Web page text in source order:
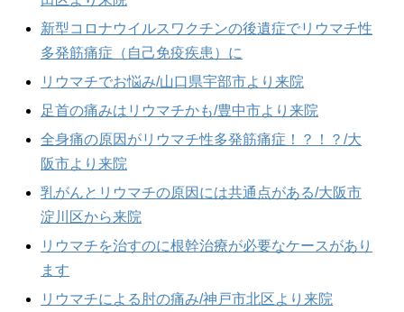
新型コロナウイルスワクチンの後遺症でリウマチ性
多発筋痛症（自己免疫疾患）に
リウマチでお悩み/山口県宇部市より来院
足首の痛みはリウマチかも/豊中市より来院
全身痛の原因がリウマチ性多発筋痛症！？！？/大
阪市より来院
乳がんとリウマチの原因には共通点がある/大阪市
淀川区から来院
リウマチを治すのに根幹治療が必要なケースがあり
ます
リウマチによる肘の痛み/神戸市北区より来院